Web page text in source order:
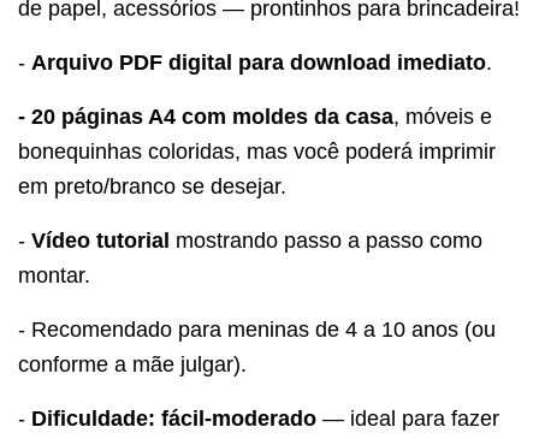
de papel, acessórios — prontinhos para brincadeira!
- Arquivo PDF digital para download imediato.
- 20 páginas A4 com moldes da casa, móveis e
bonequinhas coloridas, mas você poderá imprimir
em preto/branco se desejar.
- Vídeo tutorial mostrando passo a passo como
montar.
- Recomendado para meninas de 4 a 10 anos (ou
conforme a mãe julgar).
- Dificuldade: fácil-moderado — ideal para fazer